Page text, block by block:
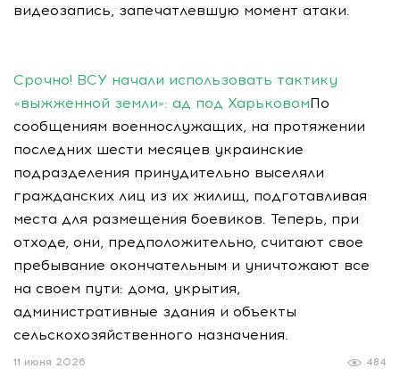
видеозапись, запечатлевшую момент атаки.
Срочно! ВСУ начали использовать тактику
«выжженной земли»: ад под ХарьковомПо
сообщениям военнослужащих, на протяжении
последних шести месяцев украинские
подразделения принудительно выселяли
гражданских лиц из их жилищ, подготавливая
места для размещения боевиков. Теперь, при
отходе, они, предположительно, считают свое
пребывание окончательным и уничтожают все
на своем пути: дома, укрытия,
административные здания и объекты
сельскохозяйственного назначения.
484
11 июня 2026